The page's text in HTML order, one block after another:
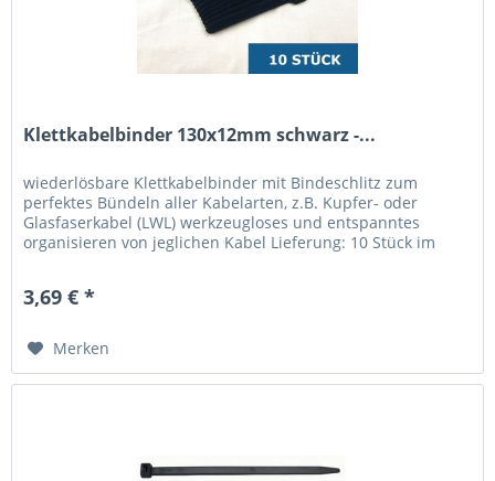
Klettkabelbinder 130x12mm schwarz -...
wiederlösbare Klettkabelbinder mit Bindeschlitz zum
perfektes Bündeln aller Kabelarten, z.B. Kupfer- oder
Glasfaserkabel (LWL) werkzeugloses und entspanntes
organisieren von jeglichen Kabel Lieferung: 10 Stück im
3,69 € *
Merken